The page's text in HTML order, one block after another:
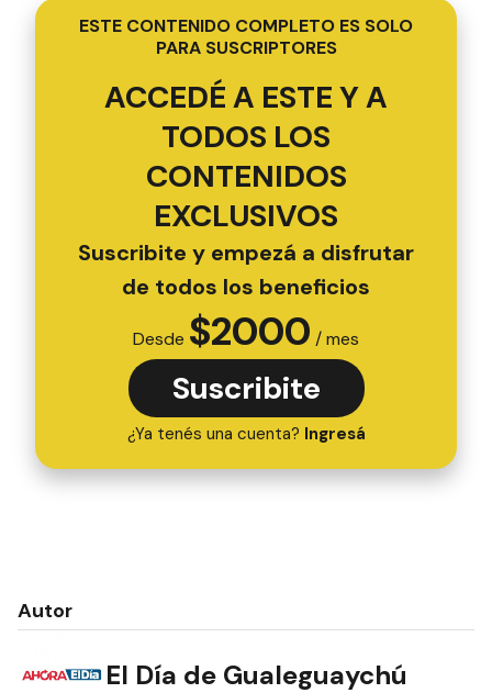
ESTE CONTENIDO COMPLETO ES SOLO
PARA SUSCRIPTORES
ACCEDÉ A ESTE Y A
TODOS LOS
CONTENIDOS
EXCLUSIVOS
Suscribite y empezá a disfrutar
de todos los beneficios
Desde $2000 / mes
Suscribite
¿Ya tenés una cuenta? Ingresá
Autor
El Día de Gualeguaychú